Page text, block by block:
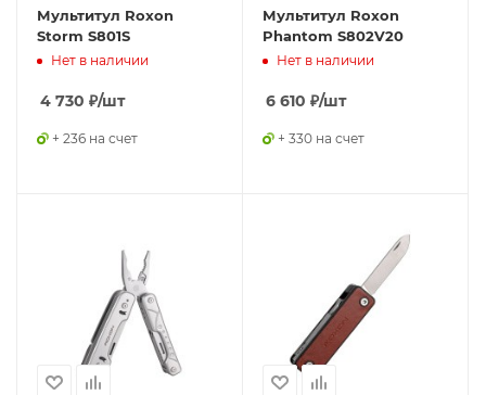
Мультитул Roxon
Storm S801S
Нет в наличии
4 730 ₽/шт
+ 236 на счет
Мультитул Roxon
Phantom S802V20
Нет в наличии
6 610 ₽/шт
+ 330 на счет